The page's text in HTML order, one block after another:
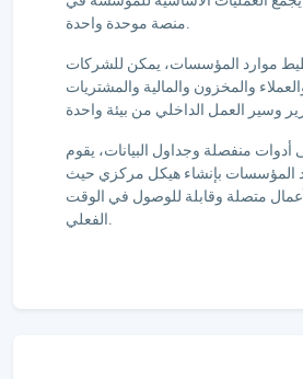
منصة موحدة واحدة.
موارد المؤسسات، يمكن للشركات
والمخزون والمالية والمشتريات
أدوات منفصلة وجداول البيانات، يقوم
المؤسسات بإنشاء هيكل مركزي حيث
متصلة وقابلة للوصول في الوقت
الفعلي.